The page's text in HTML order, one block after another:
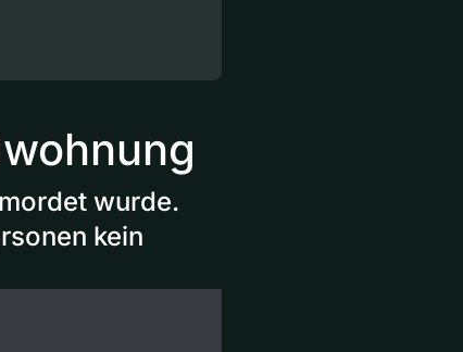
wurde.
kein